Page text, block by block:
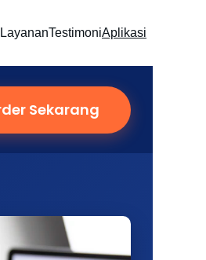
LayananTestimoniAplikasi